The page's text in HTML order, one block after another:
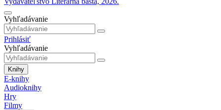
Vyhľadávanie
Prihlásiť
Vyhľadávanie
Knihy
E-knihy
Audioknihy
Hry
Filmy